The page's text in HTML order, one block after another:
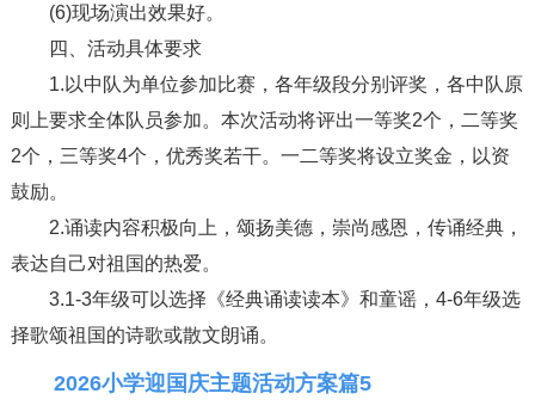
(6)现场演出效果好。
四、活动具体要求
1.以中队为单位参加比赛，各年级段分别评奖，各中队原
则上要求全体队员参加。本次活动将评出一等奖2个，二等奖
2个，三等奖4个，优秀奖若干。一二等奖将设立奖金，以资
鼓励。
2.诵读内容积极向上，颂扬美德，崇尚感恩，传诵经典，
表达自己对祖国的热爱。
3.1-3年级可以选择《经典诵读读本》和童谣，4-6年级选
择歌颂祖国的诗歌或散文朗诵。
2026小学迎国庆主题活动方案篇5